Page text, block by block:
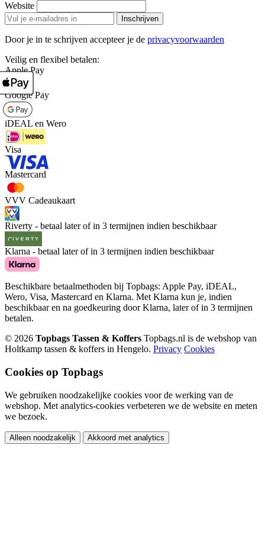
Website
Inschrijven
Door je in te schrijven accepteer je de privacyvoorwaarden
Veilig en flexibel betalen:
Apple Pay
Google Pay
iDEAL en Wero
Visa
Mastercard
VVV Cadeaukaart
Riverty - betaal later of in 3 termijnen indien beschikbaar
Klarna - betaal later of in 3 termijnen indien beschikbaar
Beschikbare betaalmethoden bij Topbags: Apple Pay, iDEAL,
Wero, Visa, Mastercard en Klarna. Met Klarna kun je, indien
beschikbaar en na goedkeuring door Klarna, later of in 3 termijnen
betalen.
© 2026 Topbags Tassen & Koffers Topbags.nl is de webshop van
Holtkamp tassen & koffers in Hengelo. Privacy Cookies
Cookies op Topbags
We gebruiken noodzakelijke cookies voor de werking van de
webshop. Met analytics-cookies verbeteren we de website en meten
we bezoek.
Alleen noodzakelijk Akkoord met analytics